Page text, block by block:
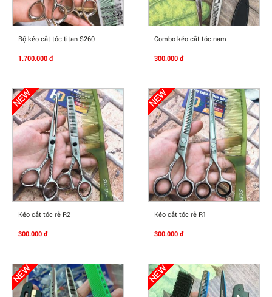
Mua Ngay
Bộ kéo cắt tóc titan S260
1.700.000 đ
Mua Ngay
Combo kéo cắt tóc nam
300.000 đ
Mua Ngay
Kéo cắt tóc rẻ R2
300.000 đ
Mua Ngay
Kéo cắt tóc rẻ R1
300.000 đ